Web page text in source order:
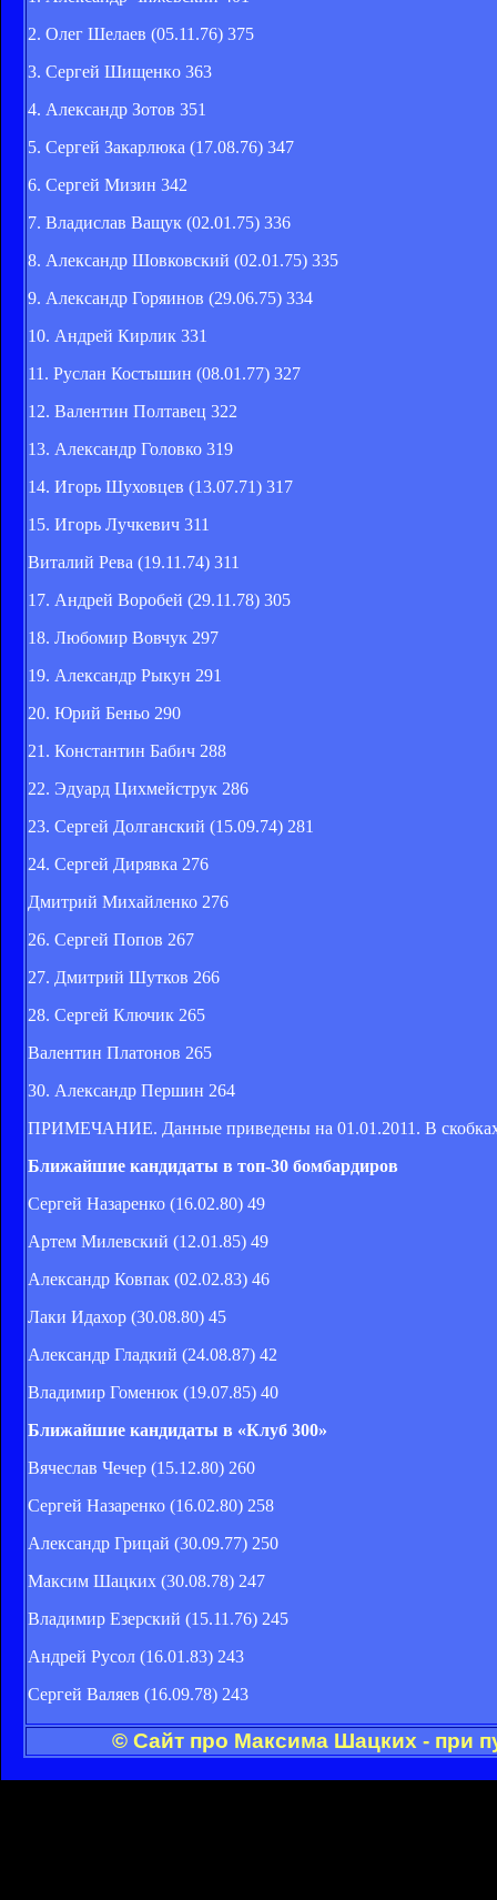
2. Олег Шелаев (05.11.76) 375
3. Сергей Шищенкo 363
4. Александр Зотов 351
5. Сергей Закарлюка (17.08.76) 347
6. Сергей Мизин 342
7. Владислав Ващук (02.01.75) 336
8. Александр Шовковский (02.01.75) 335
9. Александр Горяинов (29.06.75) 334
10. Андрей Кирлик 331
11. Руслан Костышин (08.01.77) 327
12. Валентин Полтавец 322
13. Александр Головко 319
14. Игорь Шуховцев (13.07.71) 317
15. Игорь Лучкевич 311
Виталий Рева (19.11.74) 311
17. Андрей Воробей (29.11.78) 305
18. Любомир Вовчук 297
19. Александр Рыкун 291
20. Юрий Беньо 290
21. Константин Бабич 288
22. Эдуард Цихмейструк 286
23. Сергей Долганский (15.09.74) 281
24. Сергей Дирявка 276
Дмитрий Михайленко 276
26. Сергей Попов 267
27. Дмитрий Шутков 266
28. Сергей Ключик 265
Валентин Платонов 265
30. Александр Першин 264
ПРИМЕЧАНИЕ. Данные приведены на 01.01.2011. В скобках
Ближайшие кандидаты в топ-30 бомбардиров
Сергей Назаренко (16.02.80) 49
Артем Милевский (12.01.85) 49
Александр Ковпак (02.02.83) 46
Лаки Идахор (30.08.80) 45
Александр Гладкий (24.08.87) 42
Владимир Гоменюк (19.07.85) 40
Ближайшие кандидаты в «Клуб 300»
Вячеслав Чечер (15.12.80) 260
Сергей Назаренко (16.02.80) 258
Александр Грицай (30.09.77) 250
Максим Шацких (30.08.78) 247
Владимир Езерский (15.11.76) 245
Андрей Русол (16.01.83) 243
Сергей Валяев (16.09.78) 243
© Сайт про Максима Шацких - при